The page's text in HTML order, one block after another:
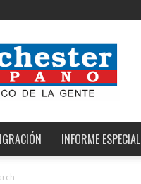
Noticias
de
Westchester,
Estados
y
el
Mundo
INFORME ESPECIAL